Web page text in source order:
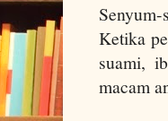
Ketika
suami,
macam